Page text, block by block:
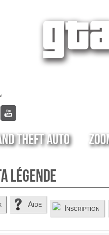
Theft Auto
Légende
Aide Inscription